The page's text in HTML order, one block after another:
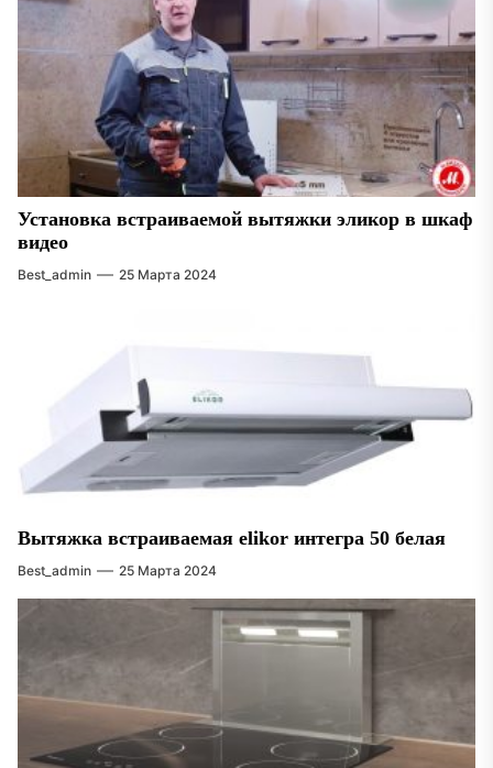
Установка встраиваемой вытяжки эликор в шкаф
видео
Best_admin 25 Марта 2024
Вытяжка встраиваемая elikor интегра 50 белая
Best_admin 25 Марта 2024